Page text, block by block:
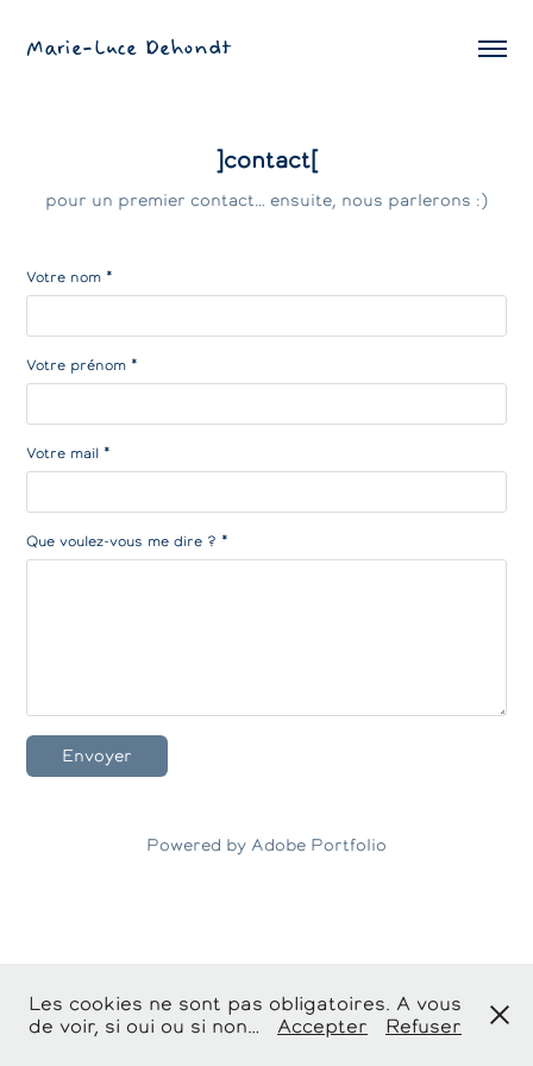
Marie-Luce Dehondt
]contact[
pour un premier contact… ensuite, nous parlerons :)
Votre nom *
Votre prénom *
Votre mail *
Que voulez-vous me dire ? *
Envoyer
Powered by Adobe Portfolio
Les cookies ne sont pas obligatoires. A vous
de voir, si oui ou si non…
Accepter Refuser